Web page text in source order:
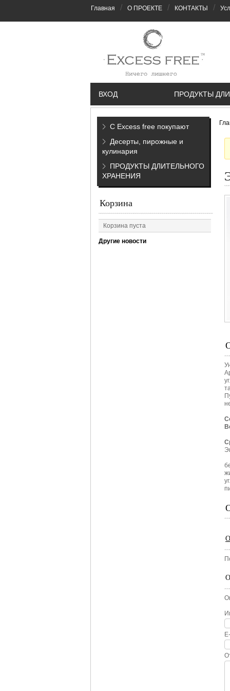
Главная / О ПРОЕКТЕ / КОНТАКТЫ /
ПРОДУКТЫ
ВХОД
С Excess free покупают
Десерты, пирожные и
кулинария
ПРОДУКТЫ ДЛИТЕЛЬНОГО
ХРАНЕНИЯ
Корзина
Корзина пуста
Другие новости